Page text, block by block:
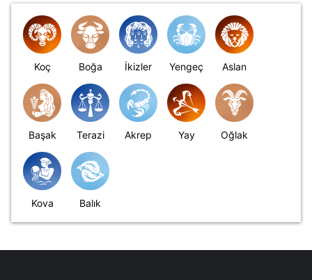
Koç Boğa İkizler Yengeç Aslan
Başak Terazi Akrep Yay Oğlak
Kova Balık